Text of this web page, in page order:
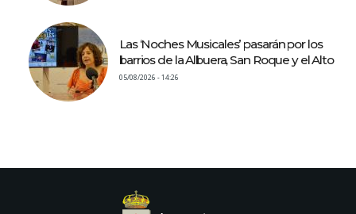
Las ‘Noches Musicales’ pasarán por los
barrios de la Albuera, San Roque y el Alto
05/08/2026 - 14:26